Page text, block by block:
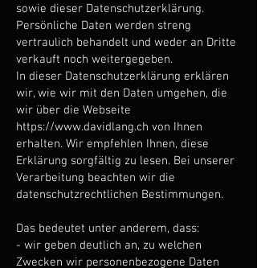
sowie dieser Datenschutzerklärung.
Persönliche Daten werden streng
vertraulich behandelt und weder an Dritte
verkauft noch weitergegeben.
In dieser Datenschutzerklärung erklären
wir, wie wir mit den Daten umgehen, die
wir über die Webseite
https://www.davidlang.ch von Ihnen
erhalten. Wir empfehlen Ihnen, diese
Erklärung sorgfältig zu lesen. Bei unserer
Verarbeitung beachten wir die
datenschutzrechtlichen Bestimmungen.
Das bedeutet unter anderem, dass:
​- wir geben deutlich an, zu welchen
Zwecken wir personenbezogene Daten